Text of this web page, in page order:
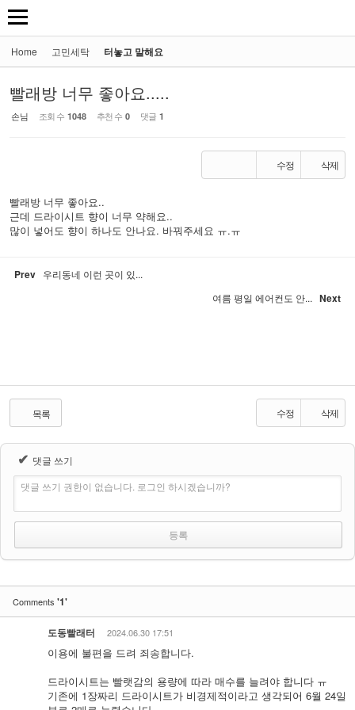
Home 고민세탁 터놓고 말해요
빨래방 너무 좋아요.....
손님 조회 수 1048 추천 수 0 댓글 1
수정 삭제
빨래방 너무 좋아요..
근데 드라이시트 향이 너무 약해요..
많이 넣어도 향이 하나도 안나요. 바꿔주세요 ㅠ.ㅠ
Prev
우리동네 이런 곳이 있...
여름 평일 에어컨도 안...
Next
목록 수정 삭제
✔ 댓글 쓰기
댓글 쓰기 권한이 없습니다. 로그인 하시겠습니까?
Comments '1'
도동빨래터 2024.06.30 17:51
이용에 불편을 드려 죄송합니다.
드라이시트는 빨랫감의 용량에 따라 매수를 늘려야 합니다 ㅠ
기존에 1장짜리 드라이시트가 비경제적이라고 생각되어 6월 24일